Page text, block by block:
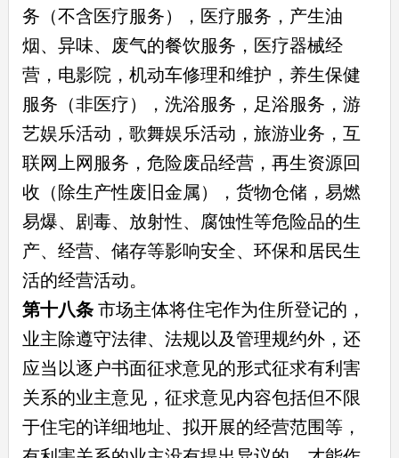
务（不含医疗服务），医疗服务，产生油
烟、异味、废气的餐饮服务，医疗器械经
营，电影院，机动车修理和维护，养生保健
服务（非医疗），洗浴服务，足浴服务，游
艺娱乐活动，歌舞娱乐活动，旅游业务，互
联网上网服务，危险废品经营，再生资源回
收（除生产性废旧金属），货物仓储，易燃
易爆、剧毒、放射性、腐蚀性等危险品的生
产、经营、储存等影响安全、环保和居民生
活的经营活动。
第十八条市场主体将住宅作为住所登记的，
业主除遵守法律、法规以及管理规约外，还
应当以逐户书面征求意见的形式征求有利害
关系的业主意见，征求意见内容包括但不限
于住宅的详细地址、拟开展的经营范围等，